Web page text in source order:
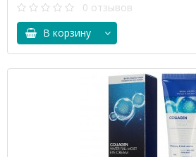
0 отзывов
В корзину